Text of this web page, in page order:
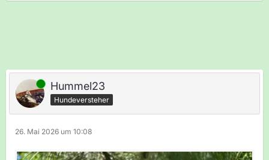
Online Hummel23
Hundeversteher
26. Mai 2026 um 10:08